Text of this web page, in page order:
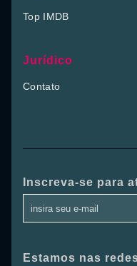
Top IMDB
Jurídico
Contato
Inscreva-se para
Estamos nas